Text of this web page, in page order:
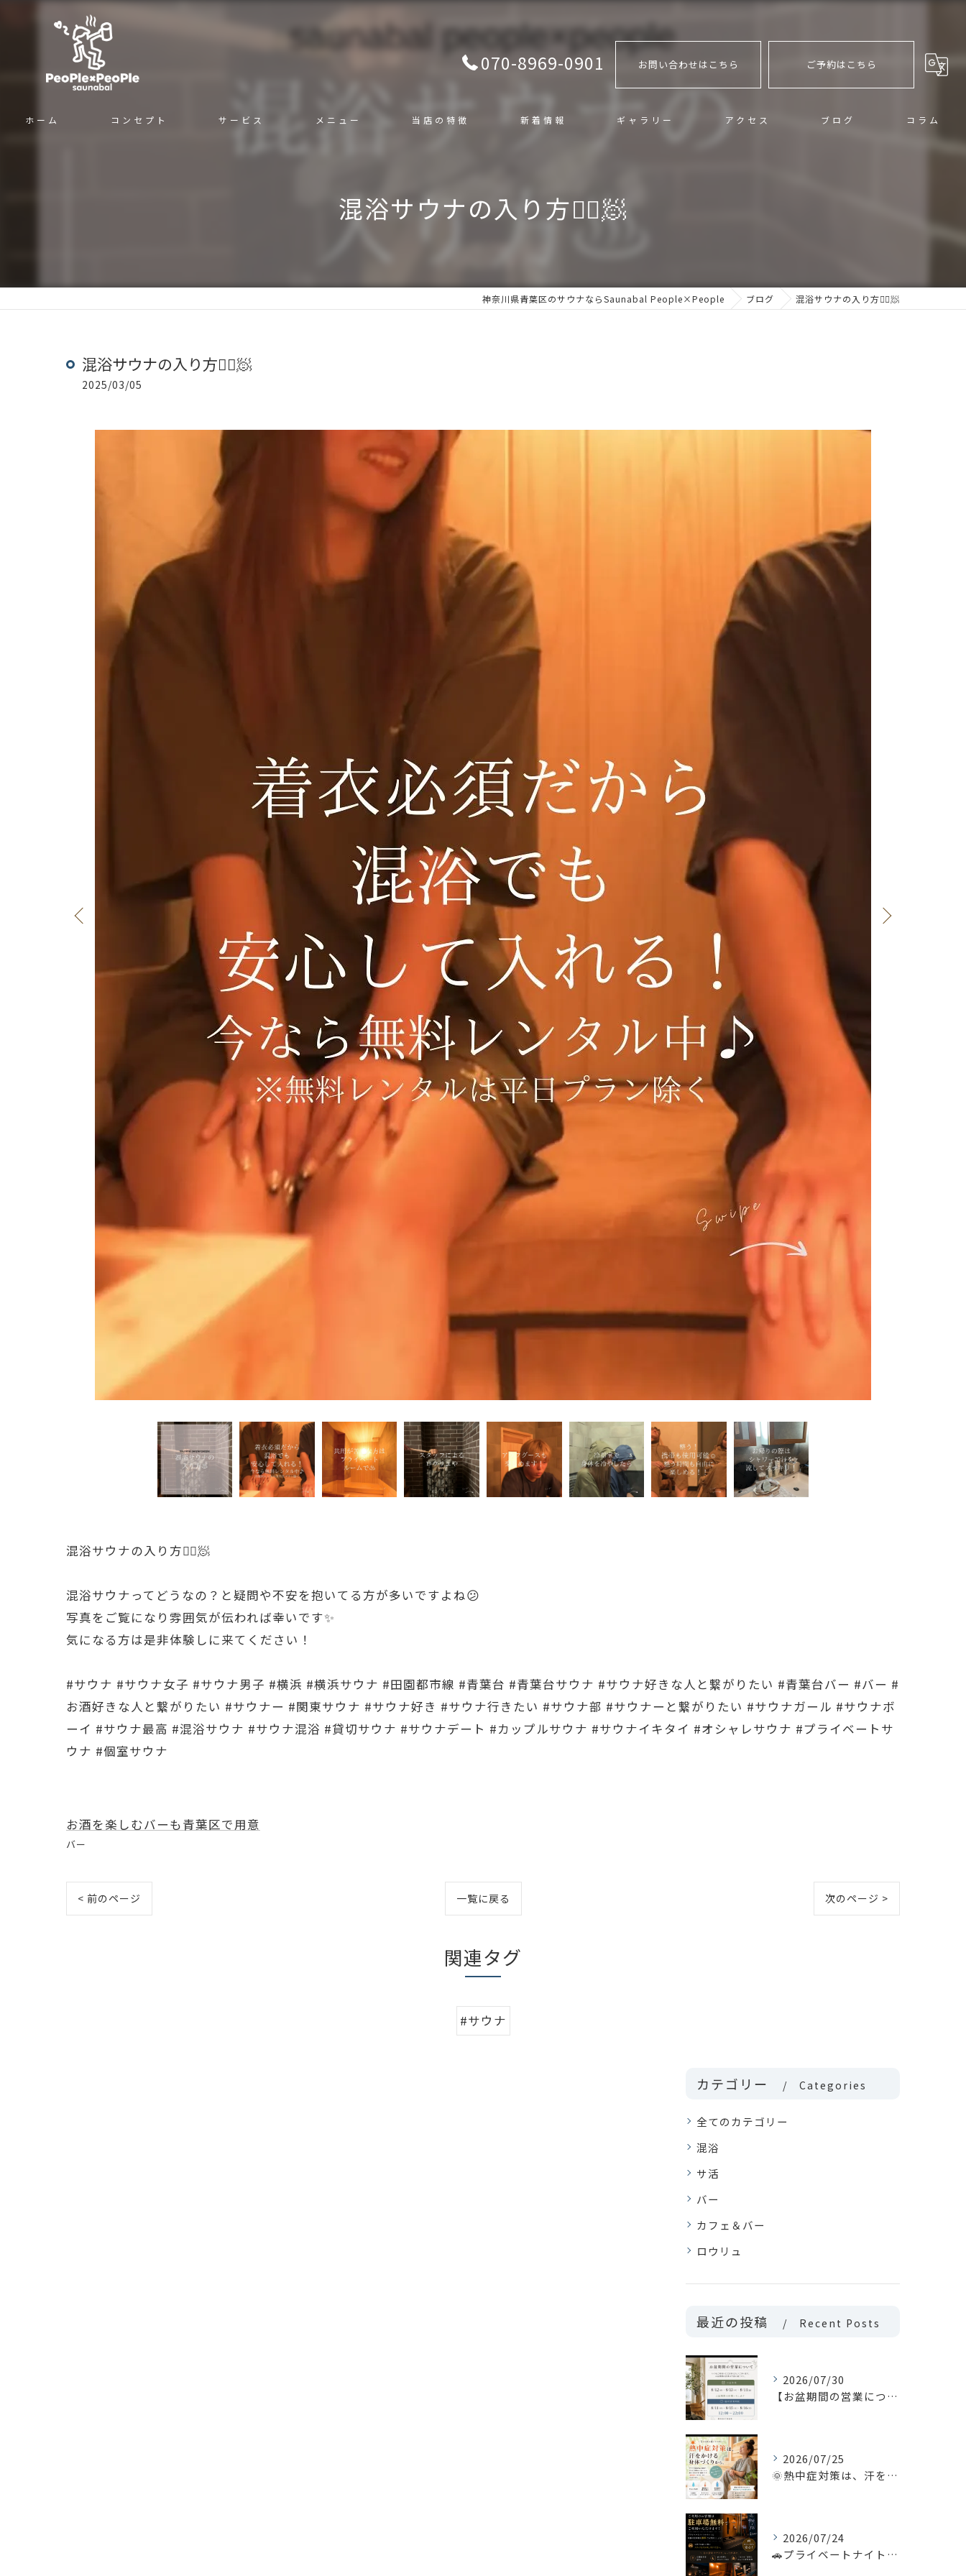
070-8969-0901 お問い合わせはこちら ご予約はこちら
ホーム コンセプト サービス メニュー 当店の特徴
サ活
新着情報 ギャラリー アクセス ブログ コラム
混浴サウナの入り方🧖‍♀️🧖
神奈川県青葉区のサウナならSaunabal People×People ブログ 混浴サウナの入り方🧖‍♀️🧖
混浴サウナの入り方🧖‍♀️🧖
2025/03/05
混浴サウナの入り方🧖‍♀️🧖
混浴サウナってどうなの？と疑問や不安を抱いてる方が多いですよね😕
写真をご覧になり雰囲気が伝われば幸いです✨
気になる方は是非体験しに来てください！
#サウナ #サウナ女子 #サウナ男子 #横浜 #横浜サウナ #田園都市線 #青葉台 #青葉台サウナ #サウナ好きな人と繋がりたい #青葉台バー #バー #
お酒好きな人と繋がりたい #サウナー #関東サウナ #サウナ好き #サウナ行きたい #サウナ部 #サウナーと繋がりたい #サウナガール #サウナボ
ーイ #サウナ最高 #混浴サウナ #サウナ混浴 #貸切サウナ #サウナデート #カップルサウナ #サウナイキタイ #オシャレサウナ #プライベートサ
ウナ #個室サウナ
お酒を楽しむバーも青葉区で用意
バー
< 前のページ 一覧に戻る 次のページ >
関連タグ
#サウナ
カテゴリー Categories
全てのカテゴリー
混浴
サ活
バー
カフェ＆バー
ロウリュ
最近の投稿 Recent Posts
2026/07/30
【お盆期間の営業について📢】
2026/07/25
🌞熱中症対策は、汗をかける身体づくりから。
2026/07/24
🚗プライベートナイトサウナをご利用のお客様へ🌙